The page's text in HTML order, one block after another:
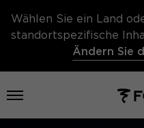
Wählen Sie ein Land
standortspezifische
Ändern Sie
Menü öffnen